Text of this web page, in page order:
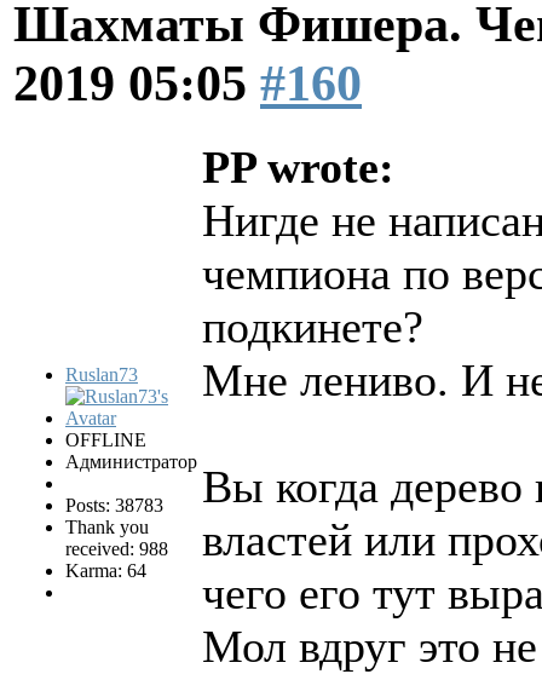
Шахматы Фишера.
2019 05:05 #160
Ruslan73
OFFLINE
Администратор
Posts: 38783
Thank you
received: 988
Karma: 64
PP wrote:
Нигде не
чемпиона по
подкинете?
Мне лениво. И
Вы когда дерево
властей или
чего его тут
Мол вдруг это